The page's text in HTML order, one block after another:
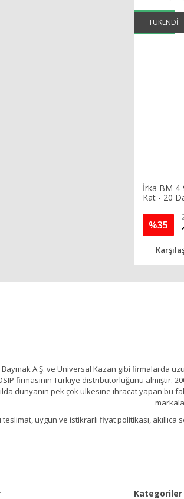
TÜKENDİ
AYNI GÜN
KARGO
İrka BM
Kat - 20
%35
A.Ş. ve Üniversal Kazan gibi firmalarda
firmasının Türkiye distribütörlüğünü almıştır.
dünyanın pek çok ülkesine ihracat yapan bu
teslimat, uygun ve istikrarlı fiyat politikası,
Kategoriler